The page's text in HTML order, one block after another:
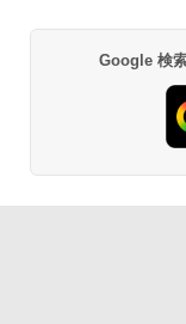
Google 検